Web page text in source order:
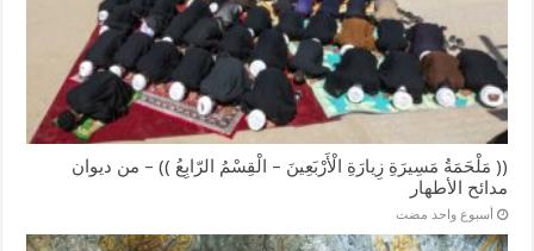
(( مَلْحَمَةُ مَسِيرَةِ زِيارَةِ الْأَرْبَعِينَ – الْقِسْمُ الرّابِعُ )) – من ديوان
مدائح الأطهار
‏أسبوع واحد مضت